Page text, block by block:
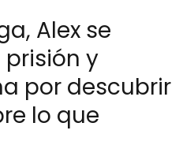
Alex se
y
por descubrir
lo que